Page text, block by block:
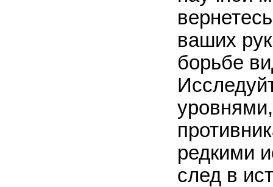
ваших
борьбе
редкими
след в